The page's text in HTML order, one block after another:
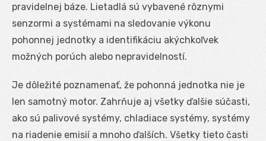
pravidelnej báze. Lietadlá sú vybavené rôznymi
senzormi a systémami na sledovanie výkonu
pohonnej jednotky a identifikáciu akýchkoľvek
možných porúch alebo nepravidelností.
Je dôležité poznamenať, že pohonná jednotka nie je
len samotný motor. Zahrňuje aj všetky ďalšie súčasti,
ako sú palivové systémy, chladiace systémy, systémy
na riadenie emisií a mnoho ďalších. Všetky tieto časti